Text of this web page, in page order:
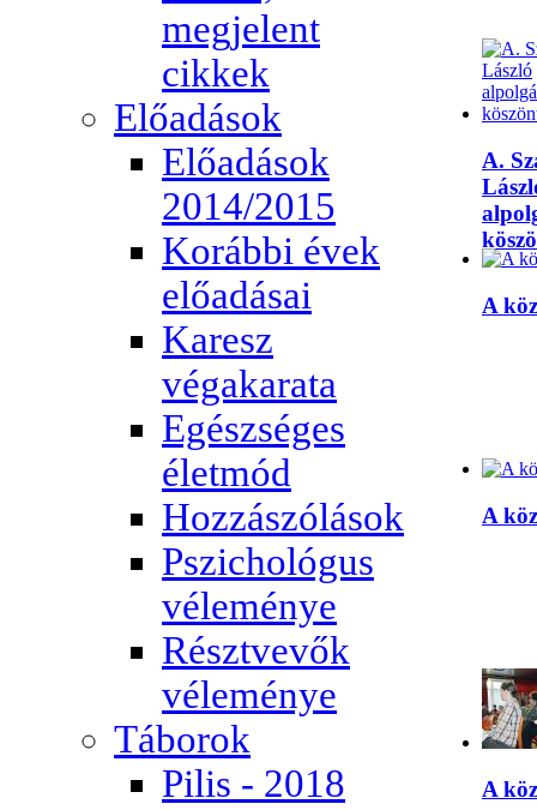
megjelent
cikkek
Előadások
Előadások
2014/2015
Korábbi évek
előadásai
Karesz
végakarata
Egészséges
életmód
Hozzászólások
Pszichológus
véleménye
Résztvevők
véleménye
Táborok
Pilis - 2018
A.
A
A
A